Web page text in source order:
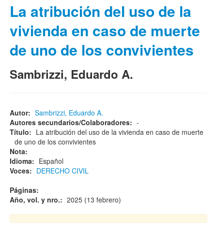
La atribución del uso de la
vivienda en caso de muerte
de uno de los convivientes
Sambrizzi, Eduardo A.
Autor: Sambrizzi, Eduardo A.
Autores secundarios/Colaboradores: -
Título: La atribución del uso de la vivienda en caso de muerte
de uno de los convivientes
Nota:
Idioma: Español
Voces: DERECHO CIVIL
Páginas:
Año, vol. y nro.: 2025 (13 febrero)